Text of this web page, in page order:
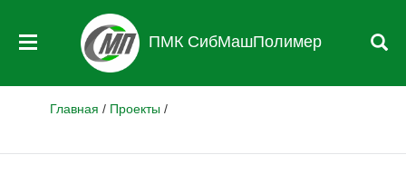
ПМК СибМашПолимер
Главная / Проекты /